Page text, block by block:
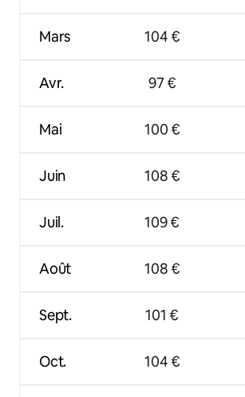
Mars
Avr.
Mai
Juin
Juil.
Août
Sept.
Oct.
104 €
97 €
100 €
108 €
109 €
108 €
101 €
104 €